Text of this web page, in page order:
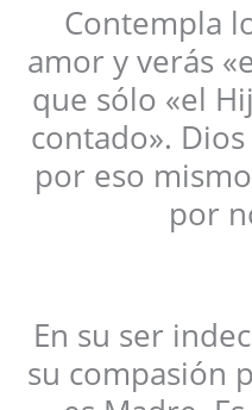
Contempla
amor y verás
que sólo «el
contado».
por eso
por
En su ser
su compasión